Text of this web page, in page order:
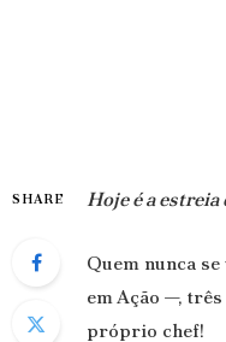
SHARE Hoje é a estreia
Quem nunca
em Ação —,
próprio chef!